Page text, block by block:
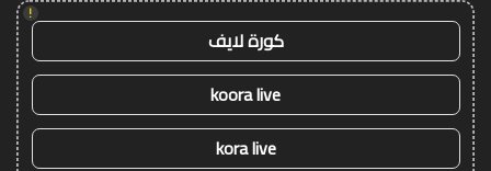
!
كورة لايف
koora live
kora live